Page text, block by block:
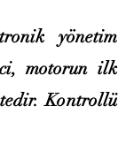
yönetim
motorun ilk
Kontrollü